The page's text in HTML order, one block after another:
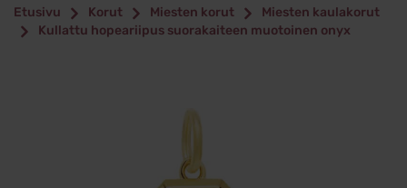
Etusivu Korut Miesten korut
Miesten kaulakorut
Kullattu hopeariipus suorakaiteen muotoinen onyx